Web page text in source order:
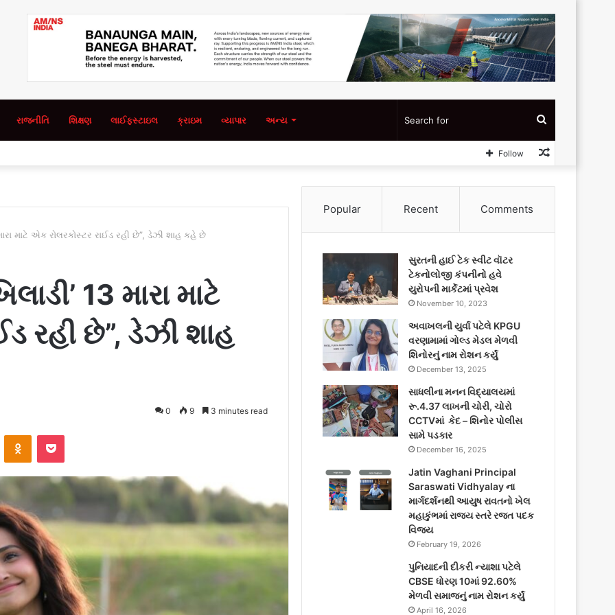
રાજનીતિ શિક્ષણ લાઈફસ્ટાઇલ ક્રાઇમ વ્યાપાર અન્ય
for
Follow
માટે એક રોલરકોસ્ટર રાઈડ રહી છે”, ડેઝી શાહ કહે છે
13 મારા માટે
રહી છે”, ડેઝી શાહ
0 9 3 minutes read
Popular Recent Comments
સુરતની હાઈ ટેક સ્વીટ વૉટર
ટેકનોલોજી કંપનીનો હવે
યુરોપની માર્કેટમાં પ્રવેશ
November 10, 2023
અવાખલની યુર્વા પટેલે KPGU
વરણામામાં ગોલ્ડ મેડલ મેળવી
શિનોરનું નામ રોશન કર્યું
December 13, 2025
સાધલીના મનન વિદ્યાલયમાં
રૂ.4.37 લાખની ચોરી, ચોરો
CCTVમાં કેદ – શિનોર પોલીસ
સામે પડકાર
December 16, 2025
Jatin Vaghani Principal
Saraswati Vidhyalay ના
માર્ગદર્શનથી આયુષ રાવતનો ખેલ
મહાકુંભમાં રાજ્ય સ્તરે રજત પદક
વિજય
February 19, 2026
પુનિયાદની દીકરી ન્યાશા પટેલે
CBSE ધોરણ 10માં 92.60%
મેળવી સમાજનું નામ રોશન કર્યું
April 16, 2026